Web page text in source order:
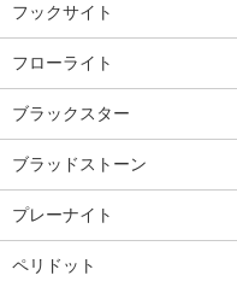
フックサイト
フローライト
ブラックスター
ブラッドストーン
プレーナイト
ペリドット